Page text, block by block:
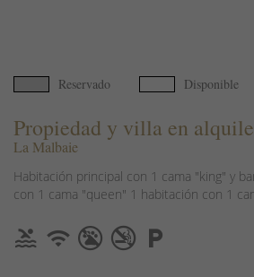
Reservado Disponible
Propiedad y villa en
La Malbaie
Habitación principal con 1 cama "king" y
con 1 cama "queen" 1 habitación con 1